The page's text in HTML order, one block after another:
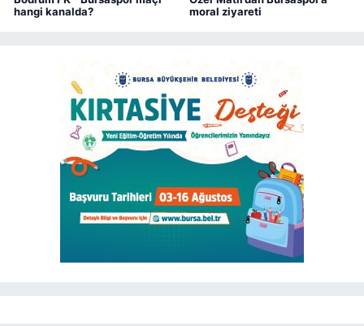
hangi kanalda?
moral ziyareti